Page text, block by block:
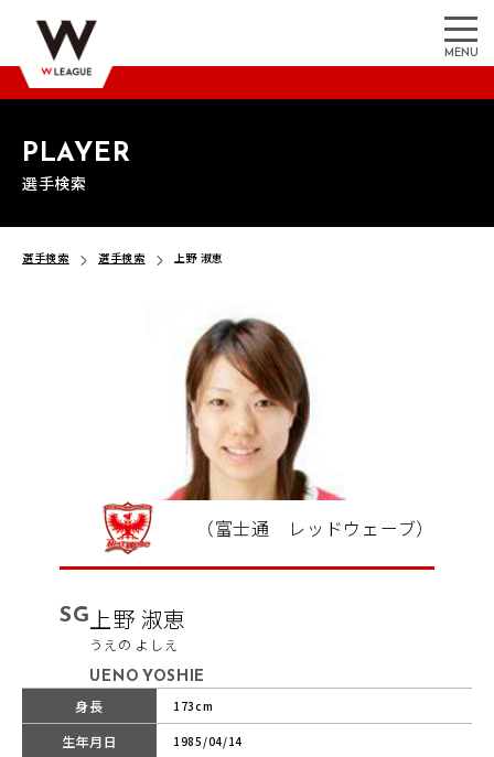
MENU
PLAYER
選手検索
選手検索 選手検索 上野 淑恵
（富士通 レッドウェーブ）
SG上野 淑恵
うえの よしえ
UENO YOSHIE
身長 173cm
生年月日 1985/04/14